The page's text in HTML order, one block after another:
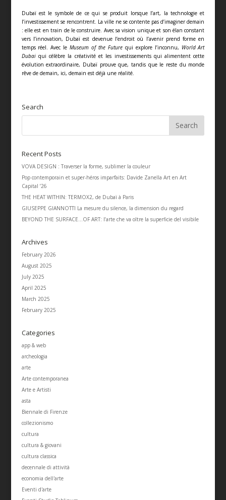
Dubaï est le symbole de ce qui se produit lorsque l’art, la technologie et
l’investissement se rencontrent. La ville ne se contente pas d’imaginer demain
: elle est en train de le construire. Avec sa vision unique et son élan constant
vers l’innovation, Dubaï est devenue l’endroit où l’avenir prend forme en
temps réel. Avec leMuseum of the Futurequi explore l’inconnu, World Art
Dubaiqui célèbre la créativité et les investissements qui alimentent cette
évolution extraordinaire, Dubaï prouve que, tandis que le reste du monde
rêve de demain, ici, demain est déjà une réalité.
Search
Recent Posts
VOVA DESIGN : Traverser la forme, sublimer la couleur
Pop contemporain et super-héros imparfaits: Davide Zanella Art en Art
Capital ’26
THE HEAT WITHIN: TERMOX2, de Dubaï à Paris
GIUSEPPE GIANNOTTI La mesure du silence, la dimension du regard
BEYOND THE SURFACE…OF ART: l’arte che va oltre la superficie del visibile
Archives
February 2026
August 2025
July 2025
April 2025
March 2025
February 2025
Categories
app & web
archeologia
arte
Arte contemporanea
Arte e Artisti
asta
Biennale di Firenze
collezionismo
cultura
cultura & giovani
cultura classica
decennale di attività
economia dell'arte
Eventi d'arte